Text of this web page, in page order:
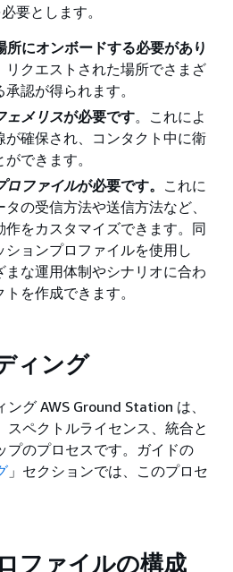
要とします。
所にオンボードする必要があり
リクエストされた場所でさまざ
認が得られます。
ェメリスが必要です。これによ
が確保され、コンタクト中に衛
できます。
ロファイルが必要です。 これに
の受信方法や送信方法など、
作をカスタマイズできます。同
ションプロファイルを使用し
まな運用体制やシナリオに合わ
を作成できます。
ィング
グ AWS Ground Station は、
スペクトルライセンス、統合と
プのプロセスです。ガイドの
」セクションでは、このプロセ
ファイルの構成